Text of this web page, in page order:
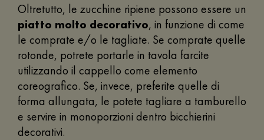
Oltretutto, le zucchine ripiene possono essere un
piatto molto decorativo, in funzione di come
le comprate e/o le tagliate. Se comprate quelle
rotonde, potrete portarle in tavola farcite
utilizzando il cappello come elemento
coreografico. Se, invece, preferite quelle di
forma allungata, le potete tagliare a tamburello
e servire in monoporzioni dentro bicchierini
decorativi.